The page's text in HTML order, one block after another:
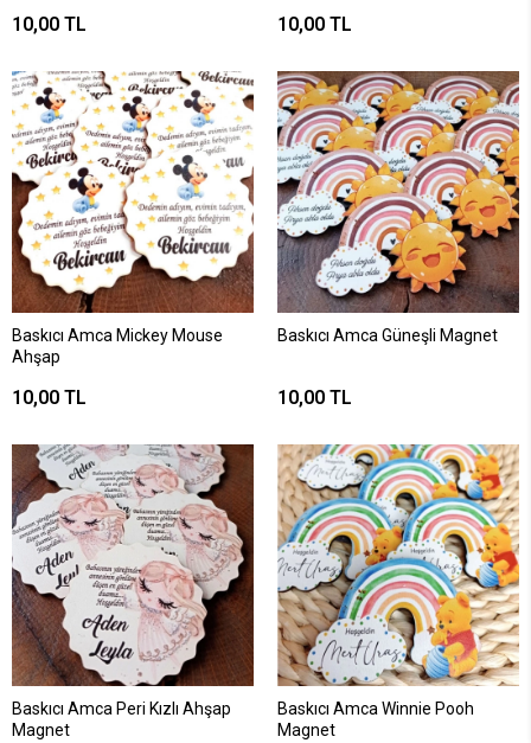
10,00 TL 10,00 TL
Baskıcı Amca Mickey Mouse
Ahşap
10,00 TL
Baskıcı Amca Güneşli Magnet
10,00 TL
Baskıcı Amca Peri Kızlı Ahşap
Magnet
Baskıcı Amca Winnie Pooh
Magnet